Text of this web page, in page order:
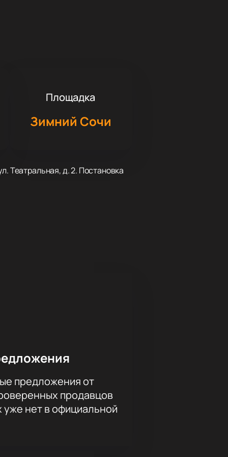
Площадка
Зимний Сочи
Театральная, д. 2. Постановка
зрители видят работу труппы,
зала. Доступны все места:
от партера до галереи. Цена
предложения от
продавцов
нет в официальной